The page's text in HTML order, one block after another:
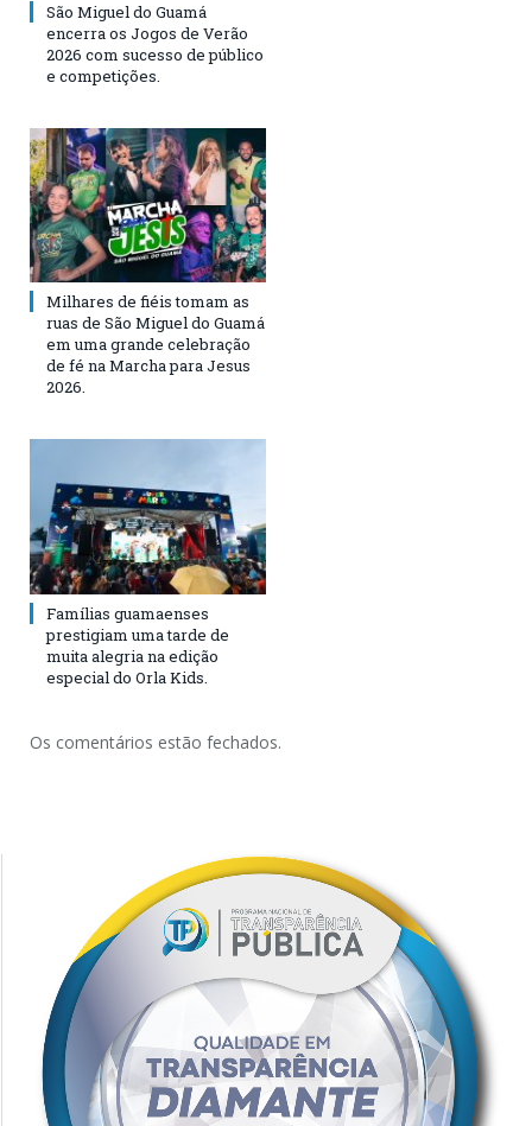
São Miguel do Guamá
encerra os Jogos de Verão
2026 com sucesso de público
e competições.
Milhares de fiéis tomam as
ruas de São Miguel do Guamá
em uma grande celebração
de fé na Marcha para Jesus
2026.
Famílias guamaenses
prestigiam uma tarde de
muita alegria na edição
especial do Orla Kids.
Os comentários estão fechados.